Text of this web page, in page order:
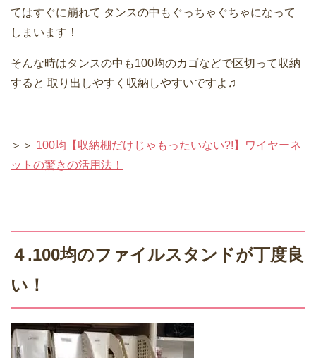
てはすぐに崩れて タンスの中もぐっちゃぐちゃになって
しまいます！
そんな時はタンスの中も100均のカゴなどで区切って収納
すると 取り出しやすく収納しやすいですよ♫
＞＞ 100均【収納棚だけじゃもったいない?!】ワイヤーネ
ットの驚きの活用法！
４.100均のファイルスタンドが丁度良
い！